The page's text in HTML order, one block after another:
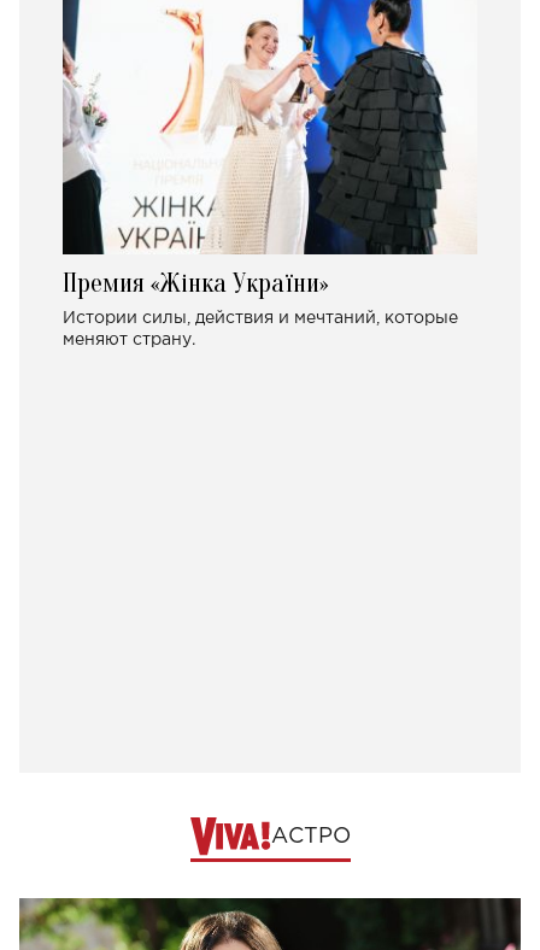
Премия «Жінка України»
Истории силы, действия и мечтаний, которые
меняют страну.
АСТРО